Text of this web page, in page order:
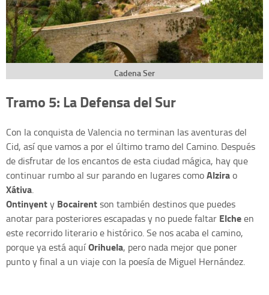
Cadena Ser
Tramo 5: La Defensa del Sur
Con la conquista de Valencia no terminan las aventuras del
Cid, así que vamos a por el último tramo del Camino. Después
de disfrutar de los encantos de esta ciudad mágica, hay que
continuar rumbo al sur parando en lugares comoAlzirao
Xátiva.
Ontinyenty Bocairentson también destinos que puedes
anotar para posteriores escapadas y no puede faltar Elcheen
este recorrido literario e histórico. Se nos acaba el camino,
porque ya está aquíOrihuela, pero nada mejor que poner
punto y final a un viaje con la poesía de Miguel Hernández.